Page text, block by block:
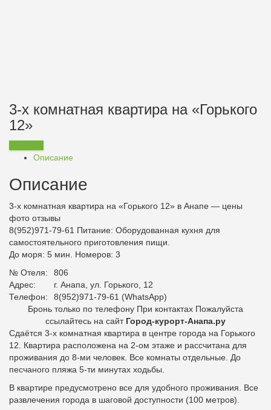
3-х комнатная квартира на «Горького
12»
Описание
Описание
3-х комнатная квартира на «Горького 12» в Анапе — цены
фото отзывы
8(952)971-79-61 Питание: Оборудованная кухня для
самостоятельного приготовления пищи.
До моря: 5 мин. Номеров: 3
№ Отеля:
806
Адрес:
г. Анапа, ул. Горького, 12
Телефон:
8(952)971-79-61 (WhatsApp)
Бронь только по телефону При контактах Пожалуйста
ссылайтесь на сайт Город-курорт-Анапа.ру
Сдаётся 3-х комнатная квартира в центре города на Горького
12. Квартира расположена на 2-ом этаже и рассчитана для
проживания до 8-ми человек. Все комнаты отдельные. До
песчаного пляжа 5-ти минутах ходьбы.
В квартире предусмотрено все для удобного проживания. Все
развлечения города в шаговой доступности (100 метров).